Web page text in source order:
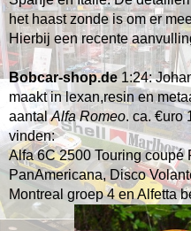
het haast zonde is om er
Hierbij een recente
Bobcar-shop.de1:24:
maakt in lexan,resin en
aantalAlfa Romeo. ca. €uro
vinden:
Alfa 6C 2500 Touring
PanAmericana, Disco
Montreal groep 4 en Alfetta